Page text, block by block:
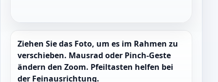
Ziehen Sie das Foto, um es im Rahmen zu
verschieben. Mausrad oder Pinch-Geste
ändern den Zoom. Pfeiltasten helfen bei
der Feinausrichtung.